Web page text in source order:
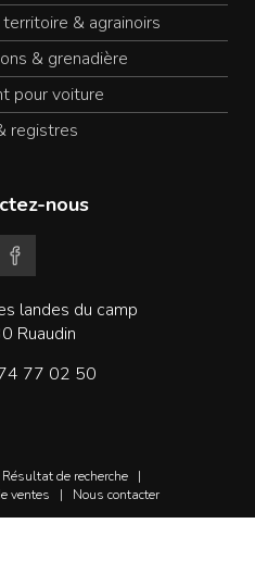
& agrainoirs
& grenadière
pour voiture
registres
nous
landes du camp
Ruaudin
77 02 50
Résultat de recherche|
ventes |
Nous contacter